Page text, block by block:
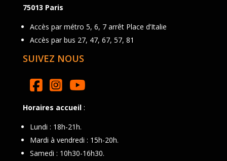
75013 Paris
Accès par métro 5, 6, 7 arrêt Place d’Italie
Accès par bus 27, 47, 67, 57, 81
SUIVEZ NOUS
Horaires accueil:
Lundi : 18h-21h.
Mardi à vendredi : 15h-20h.
Samedi : 10h30-16h30.